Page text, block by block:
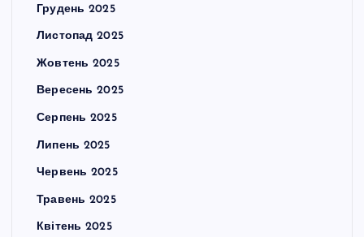
Грудень 2025
Листопад 2025
Жовтень 2025
Вересень 2025
Серпень 2025
Липень 2025
Червень 2025
Травень 2025
Квітень 2025